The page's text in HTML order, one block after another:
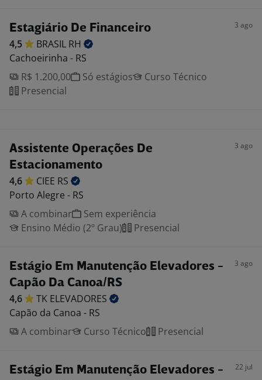
Estagiário De Financeiro 3 ago
4,5 BRASIL RH
Cachoeirinha - RS
R$ 1.200,00
Só estágios
Curso Técnico
Presencial
Assistente Operações De
Estacionamento
3 ago
4,6 CIEE RS
Porto Alegre - RS
A combinar
Sem experiência
Ensino Médio (2º Grau)
Presencial
Estágio Em Manutenção Elevadores -
Capão Da Canoa/RS
3 ago
4,6 TK ELEVADORES
Capão da Canoa - RS
A combinar
Curso Técnico Presencial
Estágio Em Manutenção Elevadores -
22 jul